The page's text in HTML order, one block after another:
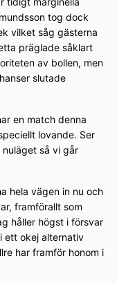
tog dock
vilket såg gästerna
präglade såklart
av bollen, men
slutade
en match denna
lovande. Ser
så vi går
hela vägen in nu och
framförallt som
håller högst i försvar
ett okej alternativ
har framför honom i